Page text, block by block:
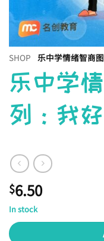
SHOP 乐中学情绪智商
乐中学
列：我
$6.50
In stock